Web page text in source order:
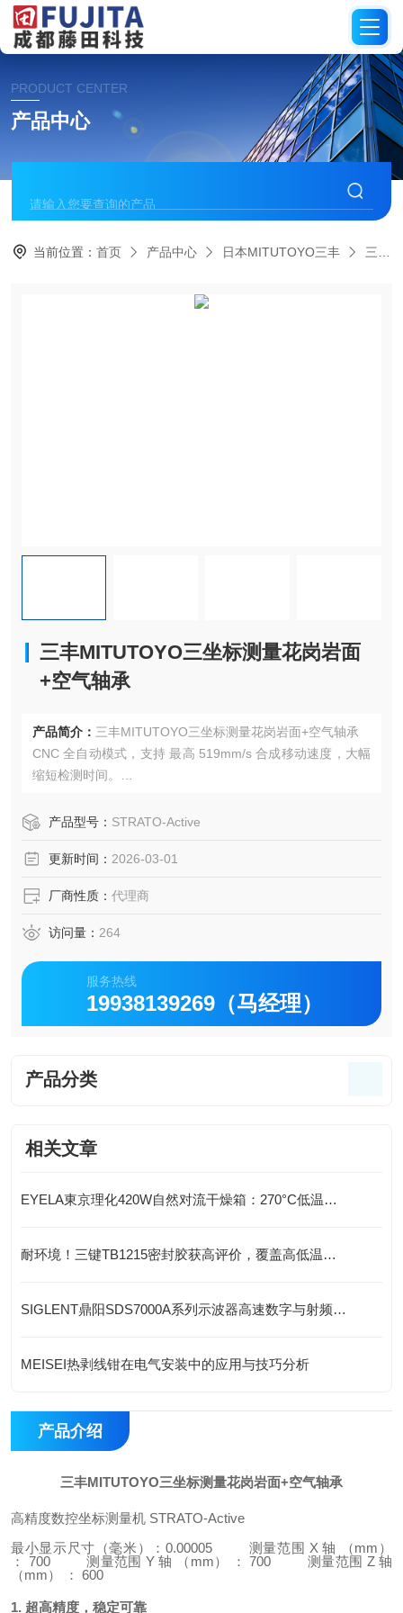
PRODUCT CENTER
产品中心
当前位置：首页 产品中心 日本MITUTOYO三丰 三坐标测量仪
三丰MITUTOYO三坐标测量花岗岩面
+空气轴承
产品简介： 三丰MITUTOYO三坐标测量花岗岩面+空气轴承
CNC 全自动模式，支持 最高 519mm/s 合成移动速度，大幅
缩短检测时间。
花岗岩测量台面，抗振耐磨，确保长期使用不变形。
产品型号： STRATO-Active
更新时间： 2026-03-01
厂商性质： 代理商
访问量： 264
服务热线
19938139269（马经理）
产品分类
相关文章
EYELA東京理化420W自然对流干燥箱：270°C低温防爆型，标配实验室安全之选“
耐环境！三键TB1215密封胶获高评价，覆盖高低温与耐油场景
SIGLENT鼎阳SDS7000A系列示波器高速数字与射频设计赋能
MEISEI热剥线钳在电气安装中的应用与技巧分析
产品介绍
三丰MITUTOYO三坐标测量花岗岩面+空气轴承
高精度数控坐标测量机 STRATO-Active
最小显示尺寸（毫米）：0.00005
测量范围 X 轴 （mm）
： 700
测量范围 Y 轴 （mm） ： 700
测量范围 Z 轴
（mm） ： 600
1. 超高精度，稳定可靠